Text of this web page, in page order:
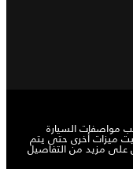
مواصفات السيارة
ميزات أخرى حتى يتم
على مزيد من التفاصيل